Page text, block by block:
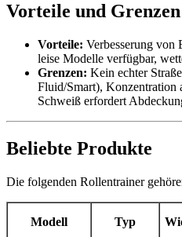
Vorteile und Grenzen
Vorteile: Verbesserung von
leise Modelle verfügbar,
Grenzen: Kein echter
Fluid/Smart), Konzentration
Schweiß erfordert
Beliebte Produkte
Die folgenden Rollentrainer
Modell Typ